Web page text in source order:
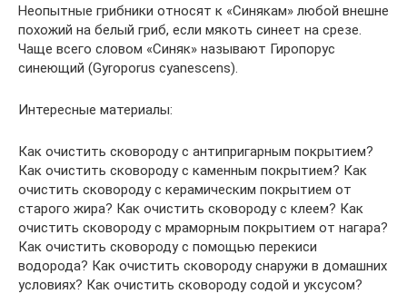
Неопытные грибники относят к «Синякам» любой внешне
похожий на белый гриб, если мякоть синеет на срезе.
Чаще всего словом «Синяк» называют Гиропорус
синеющий (Gyroporus cyanescens).
Интересные материалы:
Как очистить сковороду с антипригарным покрытием?
Как очистить сковороду с каменным покрытием? Как
очистить сковороду с керамическим покрытием от
старого жира? Как очистить сковороду с клеем? Как
очистить сковороду с мраморным покрытием от нагара?
Как очистить сковороду с помощью перекиси
водорода? Как очистить сковороду снаружи в домашних
условиях? Как очистить сковороду содой и уксусом?